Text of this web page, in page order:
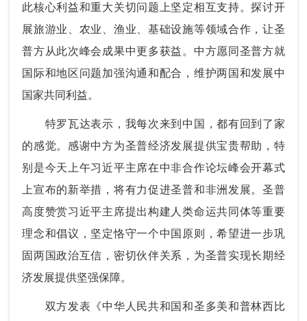
此核心利益和重大关切问题上坚定相互支持。探讨开
展旅游业、农业、渔业、基础设施等领域合作，让圣
普方从此次峰会成果中更多获益。中方愿同圣普方就
国际和地区问题加强沟通和配合，维护两国和发展中
国家共同利益。
特罗瓦达表示，我每次来到中国，都有回到了家
的感觉。感谢中方为圣普经济发展提供宝贵帮助，特
别是今天上午习近平主席在中非合作论坛峰会开幕式
上宣布的新举措，将有力促进圣普和非洲发展。圣普
高度赞赏习近平主席提出构建人类命运共同体等重要
理念和倡议，坚定恪守一个中国原则，希望进一步巩
固两国政治互信，密切伙伴关系，为圣普实现长期经
济发展提供坚强保障。
双方发表《中华人民共和国和圣多美和普林西比